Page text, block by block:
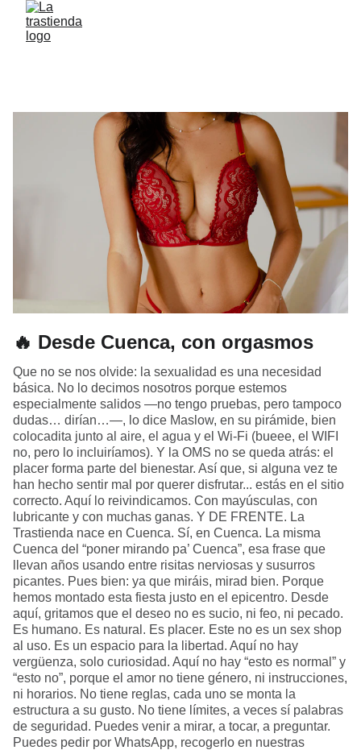
🔥 Desde Cuenca, con orgasmos
Que no se nos olvide: la sexualidad es una necesidad
básica. No lo decimos nosotros porque estemos
especialmente salidos —no tengo pruebas, pero tampoco
dudas… dirían…—, lo dice Maslow, en su pirámide, bien
colocadita junto al aire, el agua y el Wi-Fi (bueee, el WIFI
no, pero lo incluiríamos). Y la OMS no se queda atrás: el
placer forma parte del bienestar. Así que, si alguna vez te
han hecho sentir mal por querer disfrutar... estás en el sitio
correcto. Aquí lo reivindicamos. Con mayúsculas, con
lubricante y con muchas ganas. Y DE FRENTE. La
Trastienda nace en Cuenca. Sí, en Cuenca. La misma
Cuenca del “poner mirando pa’ Cuenca”, esa frase que
llevan años usando entre risitas nerviosas y susurros
picantes. Pues bien: ya que miráis, mirad bien. Porque
hemos montado esta fiesta justo en el epicentro. Desde
aquí, gritamos que el deseo no es sucio, ni feo, ni pecado.
Es humano. Es natural. Es placer. Este no es un sex shop
al uso. Es un espacio para la libertad. Aquí no hay
vergüenza, solo curiosidad. Aquí no hay “esto es normal” y
“esto no”, porque el amor no tiene género, ni instrucciones,
ni horarios. No tiene reglas, cada uno se monta la
estructura a su gusto. No tiene límites, a veces sí palabras
de seguridad. Puedes venir a mirar, a tocar, a preguntar.
Puedes pedir por WhatsApp, recogerlo en nuestras